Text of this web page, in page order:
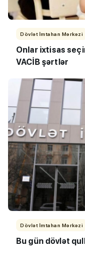
Dövlət İmtahan Mərkəzi
Onlar ixtisas
VACİB şərtlər
Dövlət İmtahan Mərkəzi
Bu gün dövlət